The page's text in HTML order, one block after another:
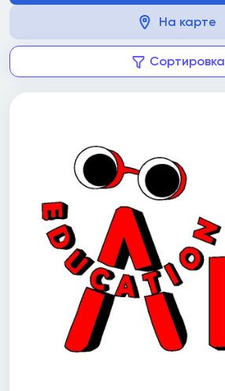
На карте
Сортировка